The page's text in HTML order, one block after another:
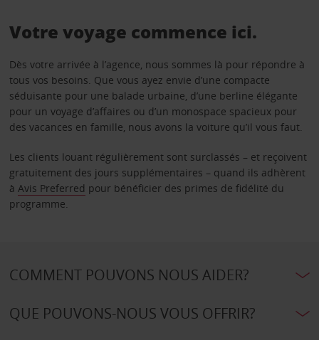
Votre voyage commence ici.
Dès votre arrivée à l’agence, nous sommes là pour répondre à
tous vos besoins. Que vous ayez envie d’une compacte
séduisante pour une balade urbaine, d’une berline élégante
pour un voyage d’affaires ou d’un monospace spacieux pour
des vacances en famille, nous avons la voiture qu’il vous faut.
Les clients louant régulièrement sont surclassés – et reçoivent
gratuitement des jours supplémentaires – quand ils adhèrent
à Avis Preferred pour bénéficier des primes de fidélité du
programme.
COMMENT POUVONS NOUS AIDER?
QUE POUVONS-NOUS VOUS OFFRIR?